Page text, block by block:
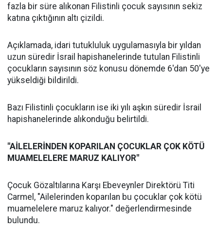
fazla bir süre alıkonan Filistinli çocuk sayısının sekiz
katına çıktığının altı çizildi.
Açıklamada, idari tutukluluk uygulamasıyla bir yıldan
uzun süredir İsrail hapishanelerinde tutulan Filistinli
çocukların sayısının söz konusu dönemde 6'dan 50'ye
yükseldiği bildirildi.
Bazı Filistinli çocukların ise iki yılı aşkın süredir İsrail
hapishanelerinde alıkonduğu belirtildi.
"AİLELERİNDEN KOPARILAN ÇOCUKLAR ÇOK KÖTÜ
MUAMELELERE MARUZ KALIYOR"
Çocuk Gözaltılarına Karşı Ebeveynler Direktörü Titi
Carmel, "Ailelerinden koparılan bu çocuklar çok kötü
muamelelere maruz kalıyor." değerlendirmesinde
bulundu.